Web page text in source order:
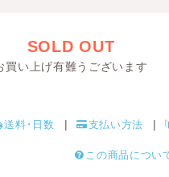
SOLD OUT
買い上げ有難うございます
送料･日数 支払い方法
この商品につい